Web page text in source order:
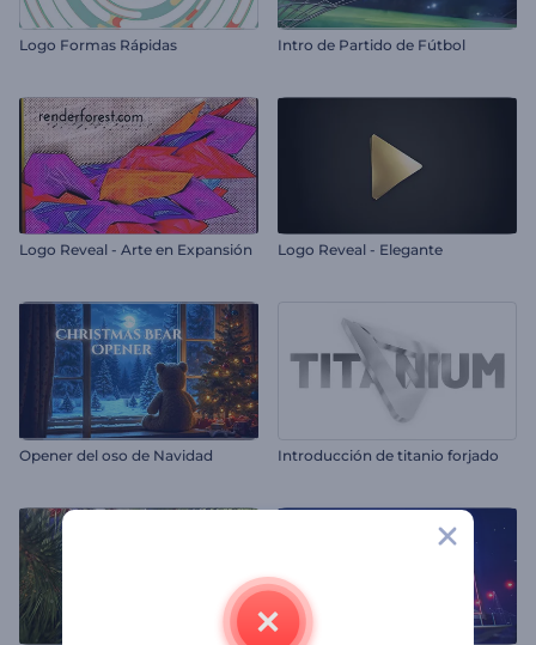
Logo Formas Rápidas Intro de Partido de Fútbol
Logo Reveal - Arte en Expansión Logo Reveal - Elegante
Opener del oso de Navidad Introducción de titanio forjado